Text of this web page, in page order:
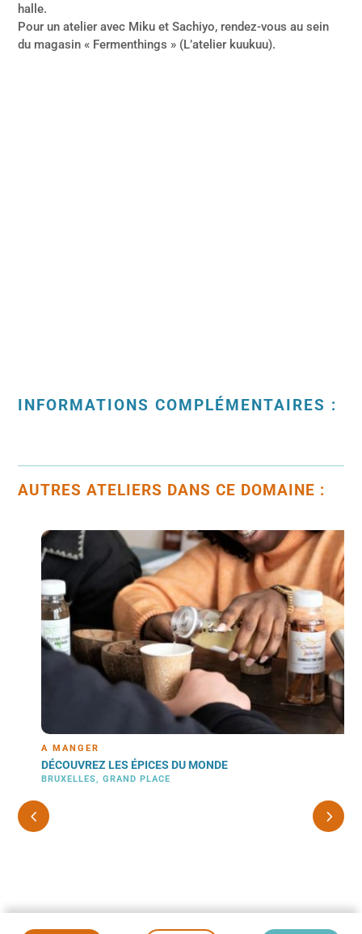
halle.
Pour un atelier avec Miku et Sachiyo, rendez-vous au sein
du magasin « Fermenthings » (L’atelier kuukuu).
INFORMATIONS COMPLÉMENTAIRES :
AUTRES ATELIERS DANS CE DOMAINE :
À MANGER
DÉCOUVREZ LES ÉPICES DU MONDE
BRUXELLES, GRAND PLACE